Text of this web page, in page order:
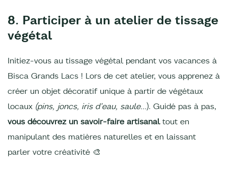
8. Participer à un atelier de tissage
végétal
Initiez-vous au tissage végétal pendant vos vacances à
Bisca Grands Lacs ! Lors de cet atelier, vous apprenez à
créer un objet décoratif unique à partir de végétaux
locaux (pins, joncs, iris d’eau, saule…). Guidé pas à pas,
vous découvrez un savoir-faire artisanal tout en
manipulant des matières naturelles et en laissant
parler votre créativité 🎨